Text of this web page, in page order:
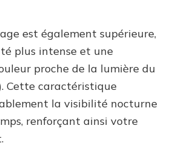
est également supérieure,
plus intense et une
proche de la lumière du
Cette caractéristique
la visibilité nocturne
renforçant ainsi votre